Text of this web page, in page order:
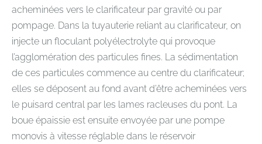
acheminées vers le clarificateur par gravité ou par
pompage. Dans la tuyauterie reliant au clarificateur, on
injecte un floculant polyélectrolyte qui provoque
l’agglomération des particules fines. La sédimentation
de ces particules commence au centre du clarificateur;
elles se déposent au fond avant d’être acheminées vers
le puisard central par les lames racleuses du pont. La
boue épaissie est ensuite envoyée par une pompe
monovis à vitesse réglable dans le réservoir